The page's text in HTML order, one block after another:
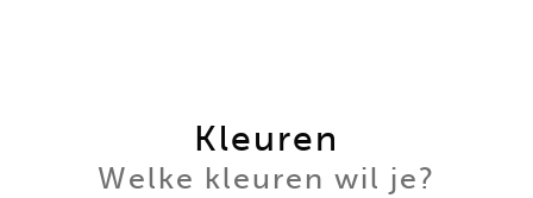
Kleuren
Welke kleuren wil je?